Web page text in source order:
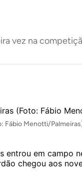
vez na
Fábio Menotti/
entrou em campo
chegou aos